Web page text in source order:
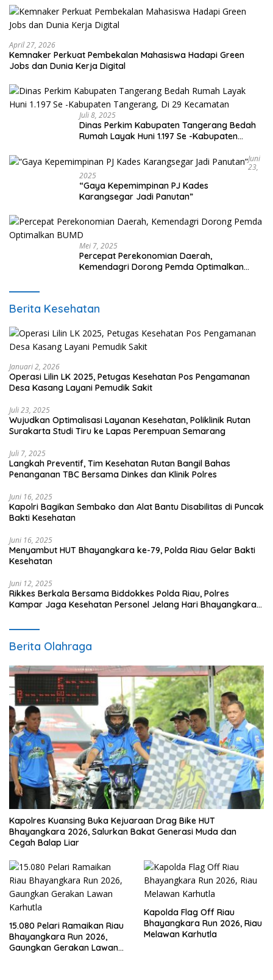
April 27, 2026
Kemnaker Perkuat Pembekalan Mahasiswa Hadapi Green
Jobs dan Dunia Kerja Digital
Juli 8, 2025
Dinas Perkim Kabupaten Tangerang Bedah
Rumah Layak Huni 1.197 Se -Kabupaten
Juni
23,
2025
“Gaya Kepemimpinan PJ Kades
Karangsegar Jadi Panutan”
Mei 7, 2025
Percepat Perekonomian Daerah,
Kemendagri Dorong Pemda Optimalkan
Berita Kesehatan
Januari 2, 2026
Operasi Lilin LK 2025, Petugas Kesehatan Pos Pengamanan
Desa Kasang Layani Pemudik Sakit
Juli 23, 2025
Wujudkan Optimalisasi Layanan Kesehatan, Poliklinik Rutan
Surakarta Studi Tiru ke Lapas Perempuan Semarang
Juli 7, 2025
Langkah Preventif, Tim Kesehatan Rutan Bangil Bahas
Penanganan TBC Bersama Dinkes dan Klinik Polres
Juni 16, 2025
Kapolri Bagikan Sembako dan Alat Bantu Disabilitas di Puncak
Bakti Kesehatan
Juni 16, 2025
Menyambut HUT Bhayangkara ke-79, Polda Riau Gelar Bakti
Kesehatan
Juni 12, 2025
Rikkes Berkala Bersama Biddokkes Polda Riau, Polres
Kampar Jaga Kesehatan Personel Jelang Hari Bhayangkara
Berita Olahraga
Kapolres Kuansing Buka Kejuaraan Drag Bike HUT
Bhayangkara 2026, Salurkan Bakat Generasi Muda dan
Cegah Balap Liar
15.080 Pelari Ramaikan Riau
Bhayangkara Run 2026,
Gaungkan Gerakan Lawan
Kapolda Flag Off Riau
Bhayangkara Run 2026, Riau
Melawan Karhutla